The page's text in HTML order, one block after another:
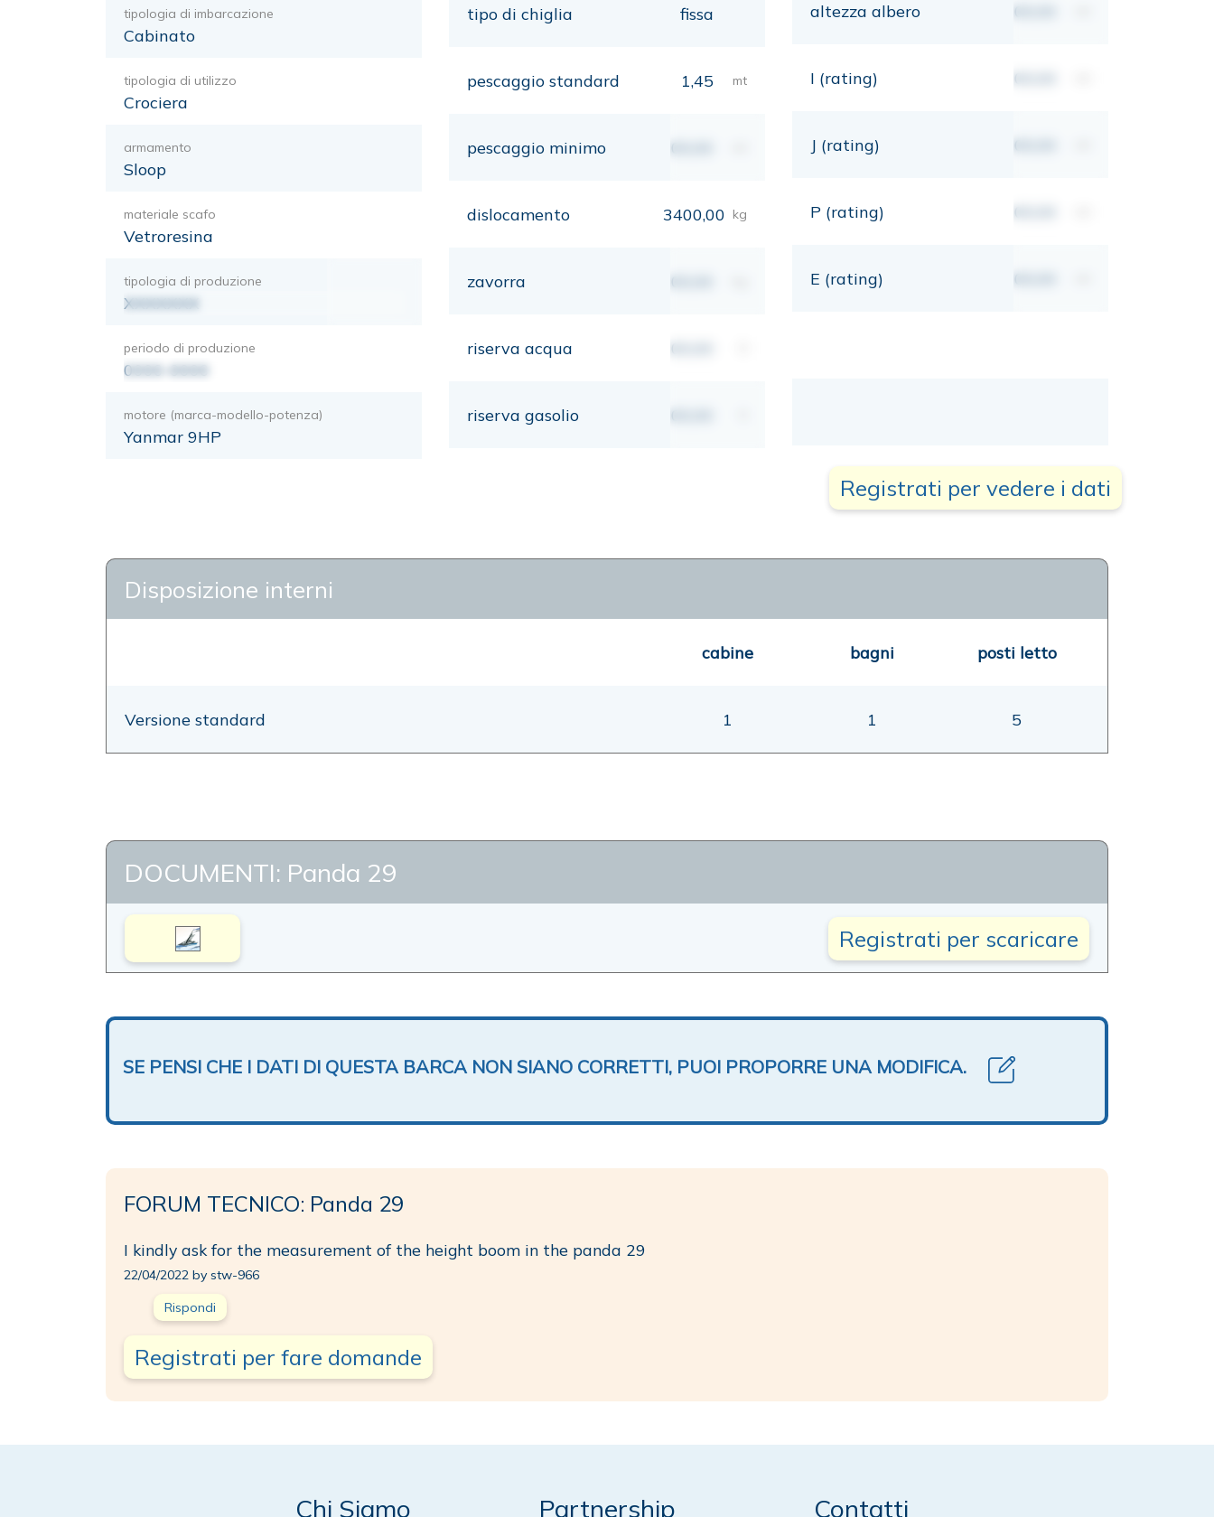
tipologia di imbarcazione
Cabinato
tipologia di utilizzo
Crociera
armamento
Sloop
materiale scafo
Vetroresina
tipologia di produzione
XXXXXXX
periodo di produzione
0000-0000
motore (marca-modello-potenza)
Yanmar 9HP
tipo di chiglia fissa
pescaggio standard 1,45 mt
pescaggio minimo 00,00
dislocamento 3400,00 kg
zavorra 00,00
riserva acqua 00,00
riserva gasolio 00,00
altezza albero 00,00
I (rating) 00,00
J (rating) 00,00
P (rating) 00,00
E (rating) 00,00
Registrati per vedere i dati
Disposizione interni
cabine bagni posti letto
Versione standard 1 1 5
DOCUMENTI: Panda 29
Registrati per scaricare
SE PENSI CHE I DATI DI QUESTA BARCA NON SIANO CORRETTI, PUOI PROPORRE UNA MODIFICA.
FORUM TECNICO: Panda 29
I kindly ask for the measurement of the height boom in the panda 29
22/04/2022 by stw-966
Rispondi
Registrati per fare domande
Chi Siamo Partnership Contatti